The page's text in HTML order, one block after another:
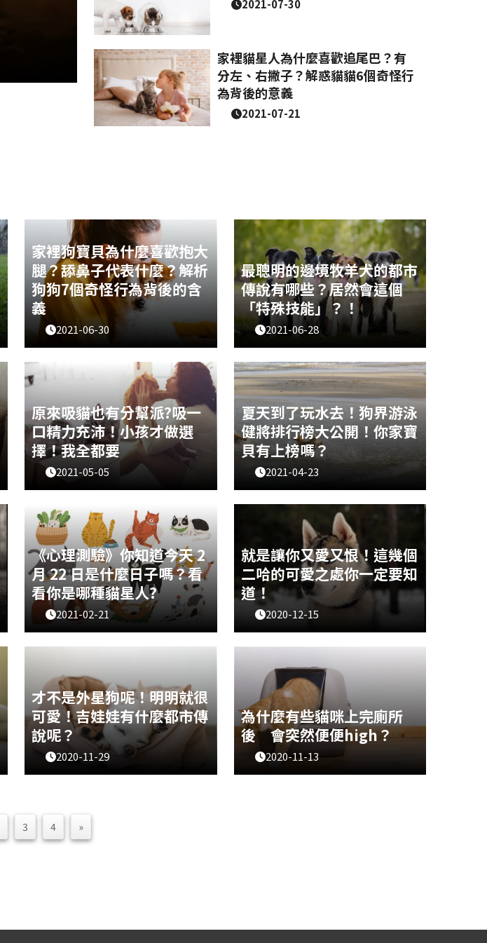
2021-07-30
家裡貓星人為什麼喜歡追尾巴？有
分左、右撇子？解惑貓貓6個奇怪行
為背後的意義
2021-07-21
家裡狗寶貝為什麼喜歡抱大
腿？舔鼻子代表什麼？解析
狗狗7個奇怪行為背後的含
義
2021-06-30
是不是對於自己的狗寶貝做出的行為
感到些匪夷所思呢？其實這些行為都
是有意義的喔！今天就來解答一些
「狗狗為什麼會這樣做？」的問題
吧！
最聰明的邊境牧羊犬的都市
傳說有哪些？居然會這個
「特殊技能」？！
2021-06-28
邊境牧羊犬是一種原產自蘇格蘭的牧
羊犬，主要協助農場放牧，是非常溫
馴又聰明的狗狗唷！有哪些關於邊牧
的都市傳說呢？一起來看看吧～
原來吸貓也有分幫派?吸一
口精力充沛！小孩才做選
擇！我全都要
2021-05-05
下班到家最療癒的莫過於抱著主子大
蠻牛一般，吸一口就能讓奴才們的精
力充沛！不過身為貓奴，你知道吸貓
也是有分幫派的嗎？「吸脖派」、
「吸頭派」、「吸腳派」、和「吸肚
派」，你是
夏天到了玩水去！狗界游泳
健將排行榜大公開！你家寶
貝有上榜嗎？
2021-04-23
天氣漸漸變熱，玩水是最可以消暑的
活動了！雖然一般人都覺得狗狗都愛
玩水，但其實狗狗還是有分成游泳健
將派和旱鴨子派的哦！因為狗狗原本
就是在陸地上生活的動物，牠們不需
要到水裡抓東西吃，因此完全不習慣
碰水、極
《心理測驗》你知道今天 2
月 22 日是什麼日子嗎？看
看你是哪種貓星人?
2021-02-21
今天是日本一年一度的《貓之日》
（猫の日）喔！在日文發音來說，因
(NYA)ニャン(NYA)，很像是貓貓的叫
聲，所以日本的寵物團體「社団法人
ペットフード協会」在198
就是讓你又愛又恨！這幾個
二哈的可愛之處你一定要知
道！
2020-12-15
講到最ㄎㄧㄤ的狗非他們莫屬啦～哈
士奇長得和狼非常像，但兇巴巴的外
（？）所以許多迷因圖都一定有他
們！吵架、拆家、愛頂嘴、膽子小都
第一名，一天到晚哇啦哇啦沒完；不
過他們也非常溫
才不是外星狗呢！明明就很
可愛！吉娃娃有什麼都市傳
說呢？
2020-11-29
相信大家都遇過很多很吵的吉娃娃，
一種很神經質的既定印象，還是有很
多非常安靜的吉娃娃喔！一起來了解
為什麼有些貓咪上完廁所
後 會突然便便high？
2020-11-13
不知道大家有沒有發現，有時候阿喵
3 4 »